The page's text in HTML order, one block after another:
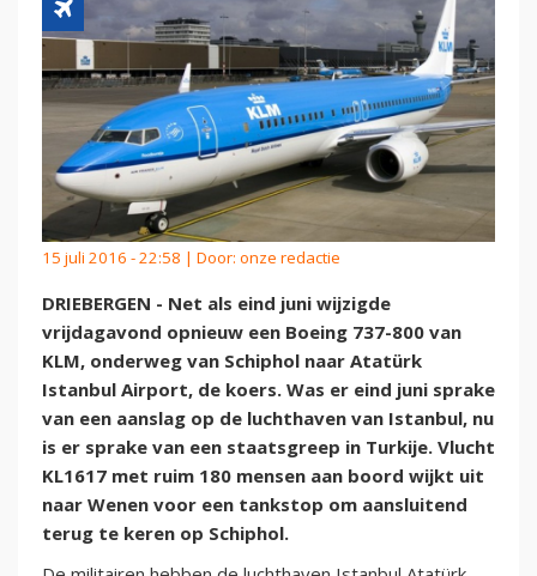
15 juli 2016 - 22:58 | Door: onze redactie
DRIEBERGEN - Net als eind juni wijzigde
vrijdagavond opnieuw een Boeing 737-800 van
KLM, onderweg van Schiphol naar Atatürk
Istanbul Airport, de koers. Was er eind juni sprake
van een aanslag op de luchthaven van Istanbul, nu
is er sprake van een staatsgreep in Turkije. Vlucht
KL1617 met ruim 180 mensen aan boord wijkt uit
naar Wenen voor een tankstop om aansluitend
terug te keren op Schiphol.